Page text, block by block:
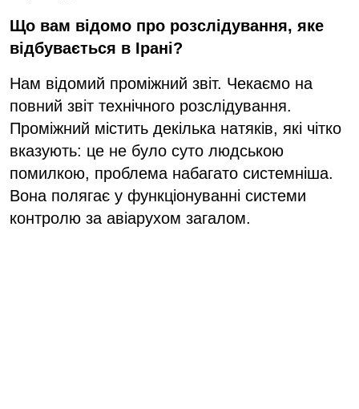
Що вам відомо про розслідування, яке
відбувається в Ірані?
Нам відомий проміжний звіт. Чекаємо на
повний звіт технічного розслідування.
Проміжний містить декілька натяків, які чітко
вказують: це не було суто людською
помилкою, проблема набагато системніша.
Вона полягає у функціонуванні системи
контролю за авіарухом загалом.